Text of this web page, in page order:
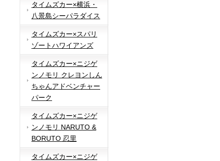
タイムズカー×横浜・
八景島シーパラダイス
タイムズカー×スパリ
ゾートハワイアンズ
タイムズカー×ニジゲ
ンノモリ クレヨンしん
ちゃんアドベンチャー
パーク
タイムズカー×ニジゲ
ンノモリ NARUTO &
BORUTO 忍里
タイムズカー×ニジゲ